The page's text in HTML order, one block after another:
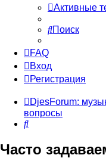
Активные
Поиск
FAQ
Вход
Регистрация
DjesForum:
вопросы
Поиск
Часто